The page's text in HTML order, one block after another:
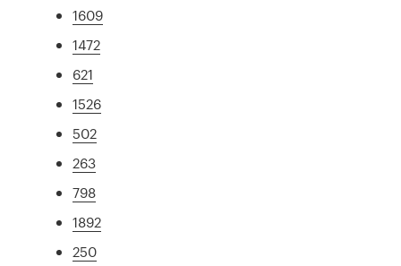
1609
1472
621
1526
502
263
798
1892
250